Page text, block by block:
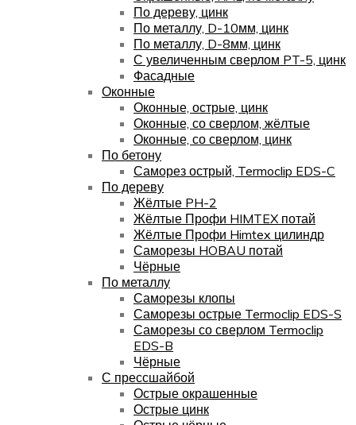
По дереву, цинк
По металлу, D-10мм, цинк
По металлу, D-8мм, цинк
С увеличенным сверлом PT-5, цинк
Фасадные
Оконные
Оконные, острые, цинк
Оконные, со сверлом, жёлтые
Оконные, со сверлом, цинк
По бетону
Саморез острый, Termoclip EDS-C
По дереву
Жёлтые PH-2
Жёлтые Профи HIMTEX потай
Жёлтые Профи Himtex цилиндр
Саморезы HOBAU потай
Чёрные
По металлу
Саморезы клопы
Саморезы острые Termoclip EDS-S
Саморезы со сверлом Termoclip
EDS-B
Чёрные
С прессшайбой
Острые окрашенные
Острые цинк